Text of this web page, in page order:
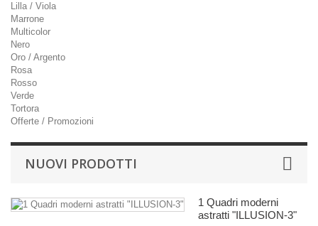
Lilla / Viola
Marrone
Multicolor
Nero
Oro / Argento
Rosa
Rosso
Verde
Tortora
Offerte / Promozioni
NUOVI PRODOTTI
1 Quadri moderni
astratti "ILLUSION-3"